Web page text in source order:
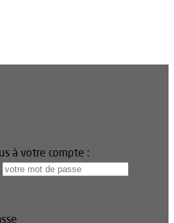
à votre compte :